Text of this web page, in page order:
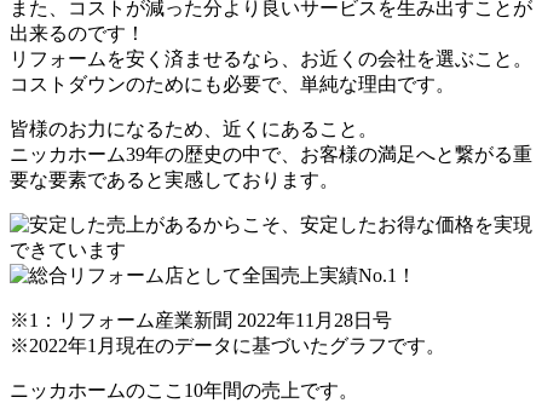
また、コストが減った分より良いサービスを生み出すことが
出来るのです！
リフォームを安く済ませるなら、お近くの会社を選ぶこと。
コストダウンのためにも必要で、単純な理由です。
皆様のお力になるため、近くにあること。
ニッカホーム39年の歴史の中で、お客様の満足へと繋がる重
要な要素であると実感しております。
※1：リフォーム産業新聞 2022年11月28日号
※2022年1月現在のデータに基づいたグラフです。
ニッカホームのここ10年間の売上です。